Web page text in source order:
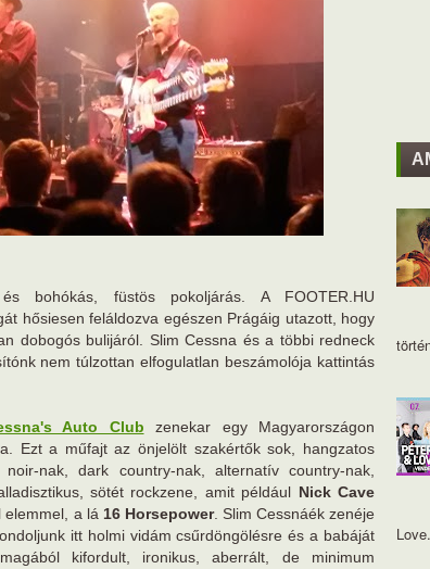
bohókás, füstös pokoljárás. A FOOTER.HU
hősiesen feláldozva egészen Prágáig utazott, hogy
dobogós bulijáról. Slim Cessna és a többi redneck
nem túlzottan elfogulatlan beszámolója kattintás
Auto Club zenekar egy Magyarországon
Ezt a műfajt az önjelölt szakértők sok, hangzatos
nak, dark country-nak, alternatív country-nak,
sötét rockzene, amit például Nick Cave
elemmel, a lá 16 Horsepower. Slim Cessnáék zenéje
itt holmi vidám csűrdöngölésre és a babáját
kifordult, ironikus, aberrált, de minimum